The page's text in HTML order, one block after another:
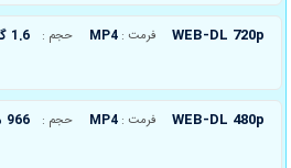
WEB-DL 720p فرمت : MP4 حجم : 1.6 گیگابایت
WEB-DL 480p فرمت : MP4 حجم : 966 مگابایت